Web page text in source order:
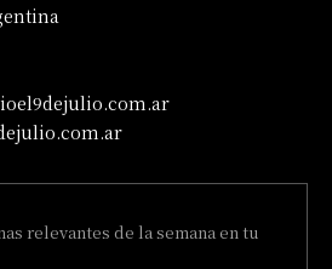
relevantes de la semana en tu